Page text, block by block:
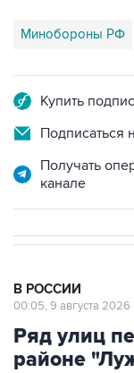
Минобороны РФ
Купить
Подписаться
Получать
канале
В РОССИИ
00:05, 9 августа 2026
Ряд улиц
районе